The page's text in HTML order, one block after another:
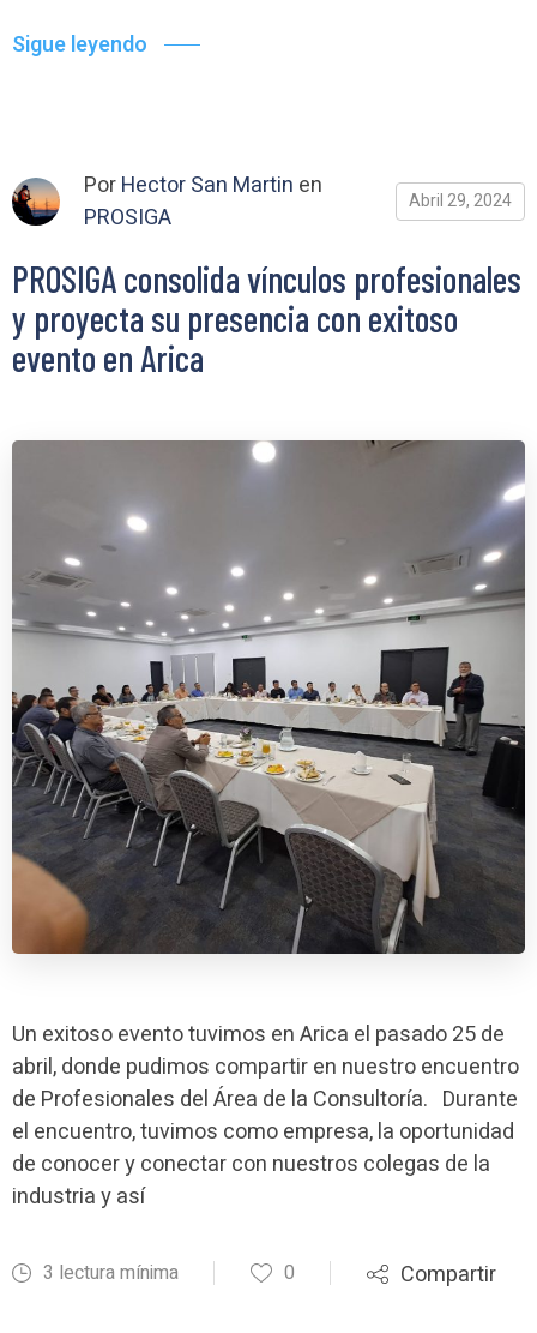
Sigue leyendo
PorHector San Martin en
PROSIGA
Abril 29, 2024
PROSIGA consolida vínculos profesionales
y proyecta su presencia con exitoso
evento en Arica
Un exitoso evento tuvimos en Arica el pasado 25 de
abril, donde pudimos compartir en nuestro encuentro
de Profesionales del Área de la Consultoría. Durante
el encuentro, tuvimos como empresa, la oportunidad
de conocer y conectar con nuestros colegas de la
industria y así
3 lectura mínima 0 Compartir